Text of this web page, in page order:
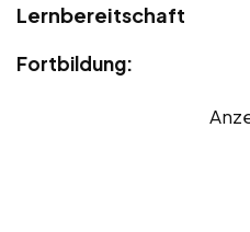
Lernbereitschaft
Fortbildung: